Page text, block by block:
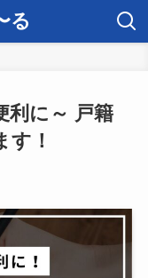
る
利に～ 戸籍
す！